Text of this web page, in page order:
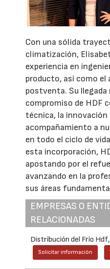
Con una sólida
climatización,
experiencia en
producto, así como el
postventa. Su llegada
compromiso de HDF
técnica, la
acompañamiento a
en todo el ciclo de
esta incorporación,
apostando por el
avanzando en la
sus áreas
EMPRESAS O
RELACIONADAS
Distribución del Frío Hdf,
Solicitar información